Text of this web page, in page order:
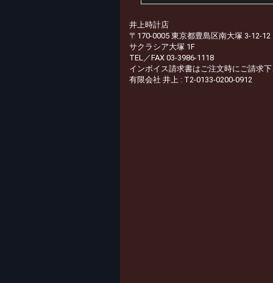
井上時計店
〒170-0005 東京都豊島区南大塚 3-12-12
サクラシア大塚 1F
TEL／FAX 03-3986-1118
インボイス請求書はご注文時にご請求
有限会社 井上 : T2-0133-0200-0912